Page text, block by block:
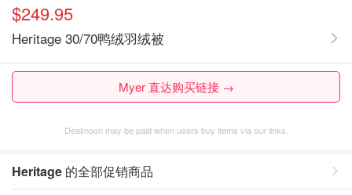
$249.95
Heritage 30/70鸭绒羽绒被
Myer 直达购买链接 →
Dealmoon may be paid when users buy items via our links.
Heritage 的全部促销商品